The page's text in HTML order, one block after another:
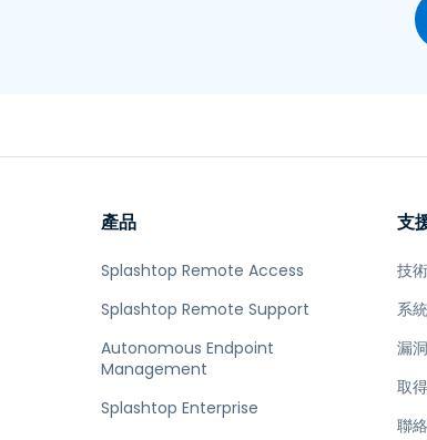
產品
Splashtop Remote Access
Splashtop Remote Support
Autonomous Endpoint
Management
Splashtop Enterprise
支
技
系
漏
取
聯